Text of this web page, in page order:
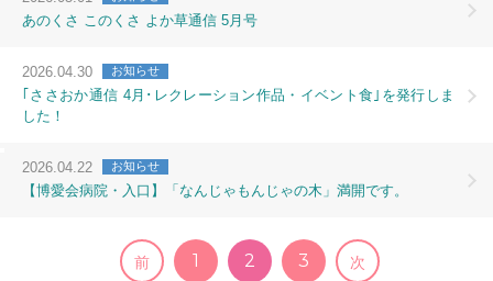
あのくさ このくさ よか草通信 5月号
2026.04.30 お知らせ
｢ささおか通信 4月･レクレーション作品・イベント食｣を発行しま
した！
2026.04.22 お知らせ
【博愛会病院・入口】「なんじゃもんじゃの木」満開です。
前 1 2 3 次